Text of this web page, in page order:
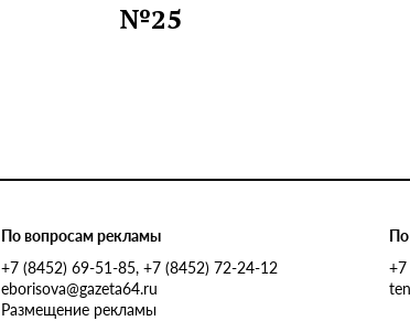
№25
По вопросам рекламы
+7 (8452) 69-51-85, +7 (8452) 72-24-12
eborisova@gazeta64.ru
Размещение рекламы